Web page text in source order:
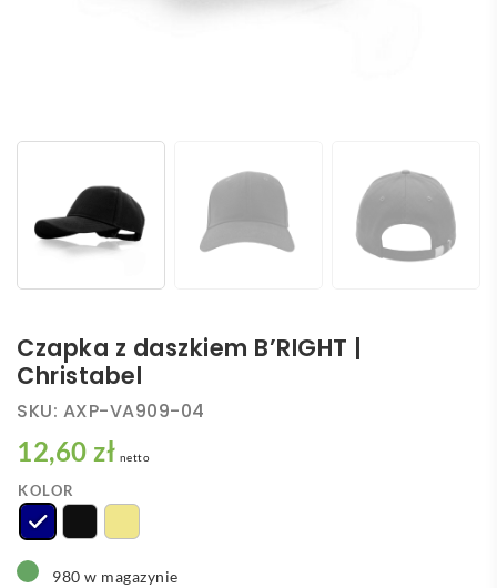
Czapka z daszkiem B’RIGHT |
Christabel
SKU: AXP-VA909-04
12,60 zł netto
KOLOR
980 w magazynie